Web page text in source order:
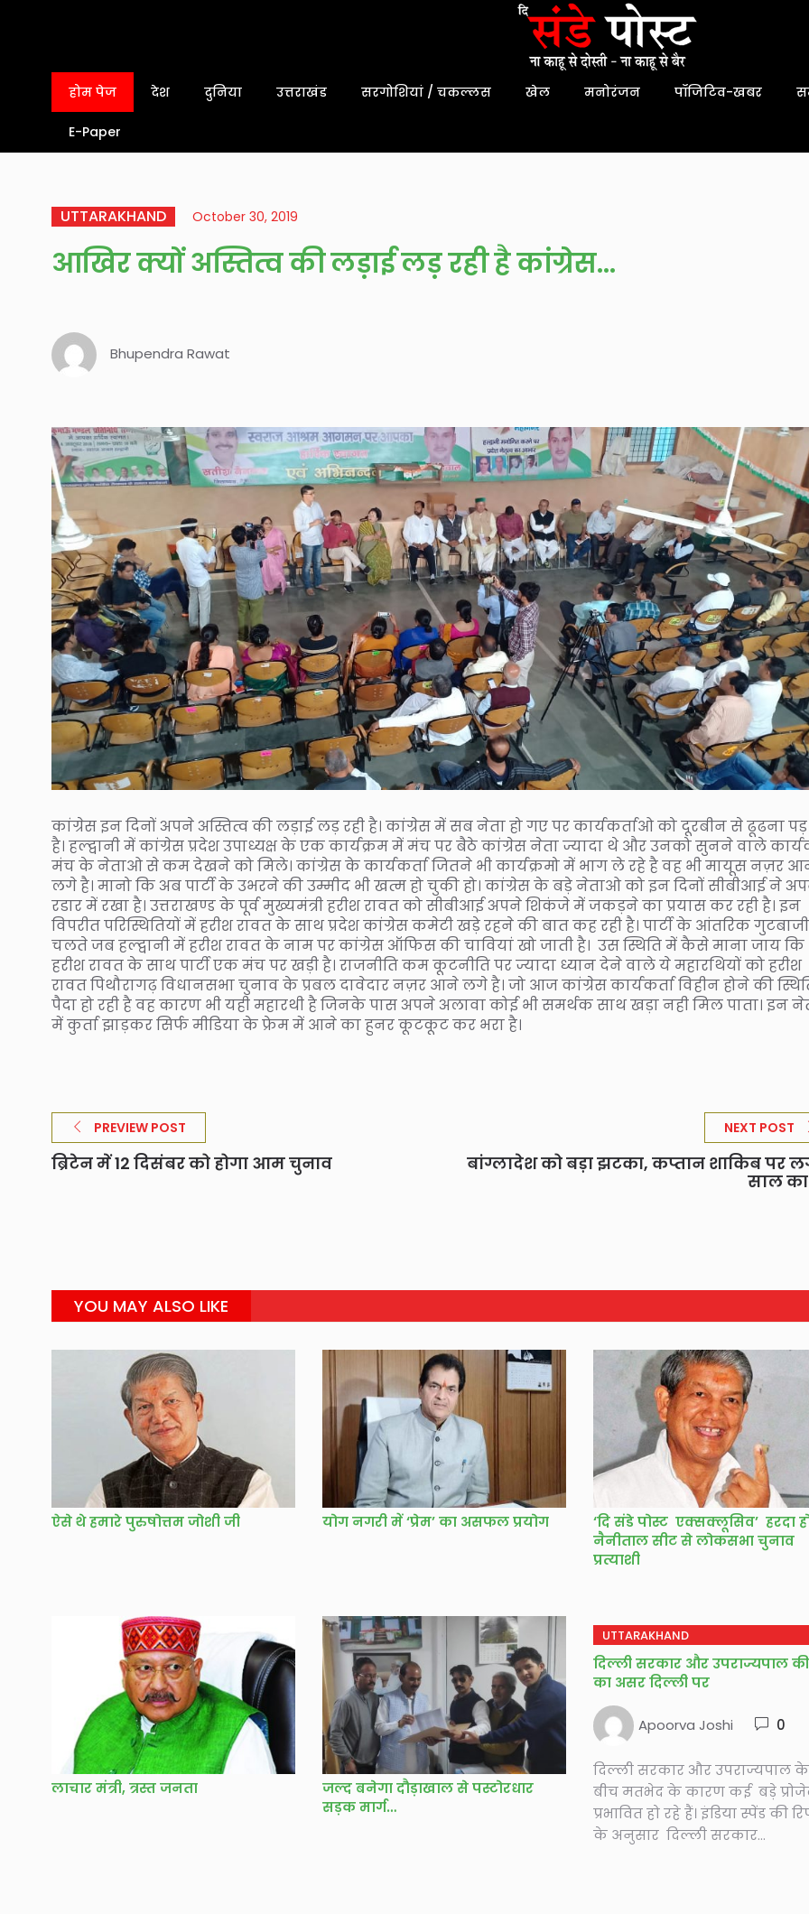
होम पेज देश दुनिया उत्तराखंड सरगोशियां / चकल्लस खेल मनोरंजन पॉजिटिव-खबर
E-Paper
UTTARAKHAND October 30, 2019
आखिर क्यों अस्तित्व की लड़ाई लड़ रही है कांग्रेस…
Bhupendra Rawat
कांग्रेस इन दिनों अपने अस्तित्व की लड़ाई लड़ रही है। कांग्रेस में सब नेता हो गए पर कार्यकर्ताओ को दूरबीन से ढूढना पड़
है। हल्द्वानी में कांग्रेस प्रदेश उपाध्यक्ष के एक कार्यक्रम में मंच पर बैठे कांग्रेस नेता ज्यादा थे और उनको सुनने वाले
मंच के नेताओ से कम देखने को मिले। कांग्रेस के कार्यकर्ता जितने भी कार्यक्रमो में भाग ले रहे है वह भी मायूस नज़र
लगे है। मानो कि अब पार्टी के उभरने की उम्मीद भी खत्म हो चुकी हो। कांग्रेस के बड़े नेताओ को इन दिनों सीबीआई ने
रडार में रखा है। उत्तराखण्ड के पूर्व मुख्यमंत्री हरीश रावत को सीबीआई अपने शिकंजे में जकड़ने का प्रयास कर रही है। इन
विपरीत परिस्थितियों में हरीश रावत के साथ प्रदेश कांग्रेस कमेटी खड़े रहने की बात कह रही है। पार्टी के आंतरिक
चलते जब हल्द्वानी में हरीश रावत के नाम पर कांग्रेस ऑफिस की चावियां खो जाती है। उस स्थिति में कैसे माना जाय
हरीश रावत के साथ पार्टी एक मंच पर खड़ी है। राजनीति कम कूटनीति पर ज्यादा ध्यान देने वाले ये महारथियों को हरीश
रावत पिथौरागढ़ विधानसभा चुनाव के प्रबल दावेदार नज़र आने लगे है। जो आज कांग्रेस कार्यकर्ता विहीन होने की
पैदा हो रही है वह कारण भी यही महारथी है जिनके पास अपने अलावा कोई भी समर्थक साथ खड़ा नही मिल पाता। इन
में कुर्ता झाड़कर सिर्फ मीडिया के फ्रेम में आने का हुनर कूटकूट कर भरा है।
PREVIEW POST
ब्रिटेन में 12 दिसंबर को होगा आम चुनाव
NEXT POST
बांग्लादेश को बड़ा झटका, कप्तान शाकिब पर
साल
YOU MAY ALSO LIKE
ऐसे थे हमारे पुरुषोत्तम जोशी जी योग नगरी में ‘प्रेम’ का असफल प्रयोग
‘दि संडे पोस्ट एक्सक्लूसिव’ हरदा
नैनीताल सीट से लोकसभा चुनाव
प्रत्याशी
लाचार मंत्री, त्रस्त जनता
जल्द बनेगा दौड़ाखाल से पस्टोरधार
सड़क मार्ग…
UTTARAKHAND
दिल्ली सरकार और उपराज्यपाल
का असर दिल्ली पर
Apoorva Joshi 0
दिल्ली सरकार और उपराज्यपाल के
बीच मतभेद के कारण कई बड़े
प्रभावित हो रहे हैं। इंडिया स्पेंड की
के अनुसार दिल्ली सरकार...